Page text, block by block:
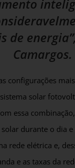
de
Camargos.
configurações
solar
essa
durante o dia
rede elétrica e,
e as taxas da